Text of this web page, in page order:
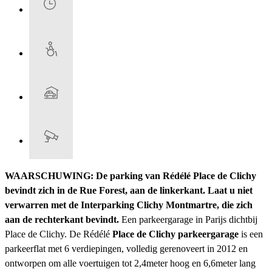
WAARSCHUWING: De parking van Rédélé Place de Clichy
bevindt zich in de Rue Forest, aan de linkerkant. Laat u niet
verwarren met de Interparking Clichy Montmartre, die zich
aan de rechterkant bevindt. Een parkeergarage in Parijs dichtbij
Place de Clichy. De Rédélé Place de Clichy parkeergarage is een
parkeerflat met 6 verdiepingen, volledig gerenoveert in 2012 en
ontworpen om alle voertuigen tot 2,4meter hoog en 6,6meter lang